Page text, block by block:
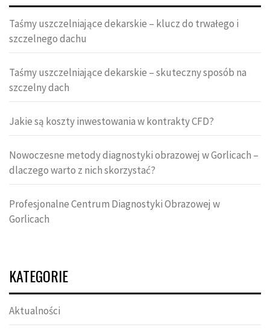
Taśmy uszczelniające dekarskie – klucz do trwałego i
szczelnego dachu
Taśmy uszczelniające dekarskie – skuteczny sposób na
szczelny dach
Jakie są koszty inwestowania w kontrakty CFD?
Nowoczesne metody diagnostyki obrazowej w Gorlicach –
dlaczego warto z nich skorzystać?
Profesjonalne Centrum Diagnostyki Obrazowej w
Gorlicach
KATEGORIE
Aktualności